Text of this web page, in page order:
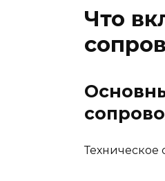
Что
Техническое